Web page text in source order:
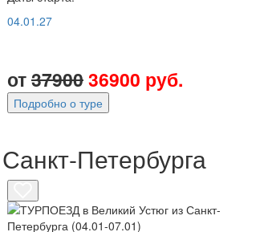
04.01.27
от3790036900 руб.
Подробно о туре
Петербурга